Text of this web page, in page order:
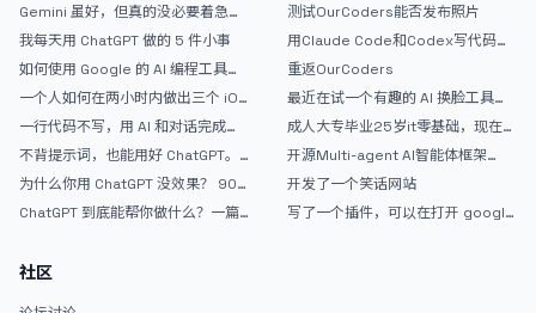
Gemini 虽好，但真的没必要着急放
弃 ChatGPT
我每天用 ChatGPT 做的 5 件小事
如何使用 Google 的 AI 编程工具
AntiGravity：独立开发者的新时代
武器
一个人如何在两小时内做出三个 iOS
APP？｜AntiGravity + Gemini 3 实
战完整记录
一行代码不写，用 AI 和对话完成一
个完整网站：《图书天堂》实战记录
不背提示词，也能用好 ChatGPT。
一个万能提问模板
为什么你用 ChatGPT 没效果？ 90%
的人第一步就问错了
ChatGPT 到底能帮你做什么？一篇
测试OurCoders能否发布照片
用Claude Code和Codex写代码真
的爽，但是App怎么挣钱还是很难啊
重返OurCoders
最近在试一个有趣的 AI 换脸工具，
效果挺不错
成人大专毕业25岁it零基础，现在想
考软件设计师，有什么好的建议吗，
谢谢！
开源Multi-agent AI智能体框架
aevatar.ai，欢迎大家贡献代码
开发了一个笑话网站
写了一个插件，可以在打开 google
社区